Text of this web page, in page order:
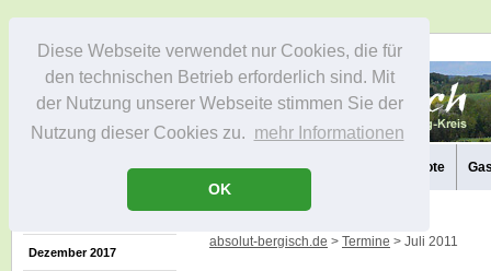
Diese Webseite verwendet nur Cookies, die für
den technischen Betrieb erforderlich sind. Mit
der Nutzung unserer Webseite stimmen Sie der
Nutzung dieser Cookies zu. mehr Informationen
OK
Die Region Infos Aktivitäten Freizeitangebote
Dezember 2017
absolut-bergisch.de > Termine > Juli 2011